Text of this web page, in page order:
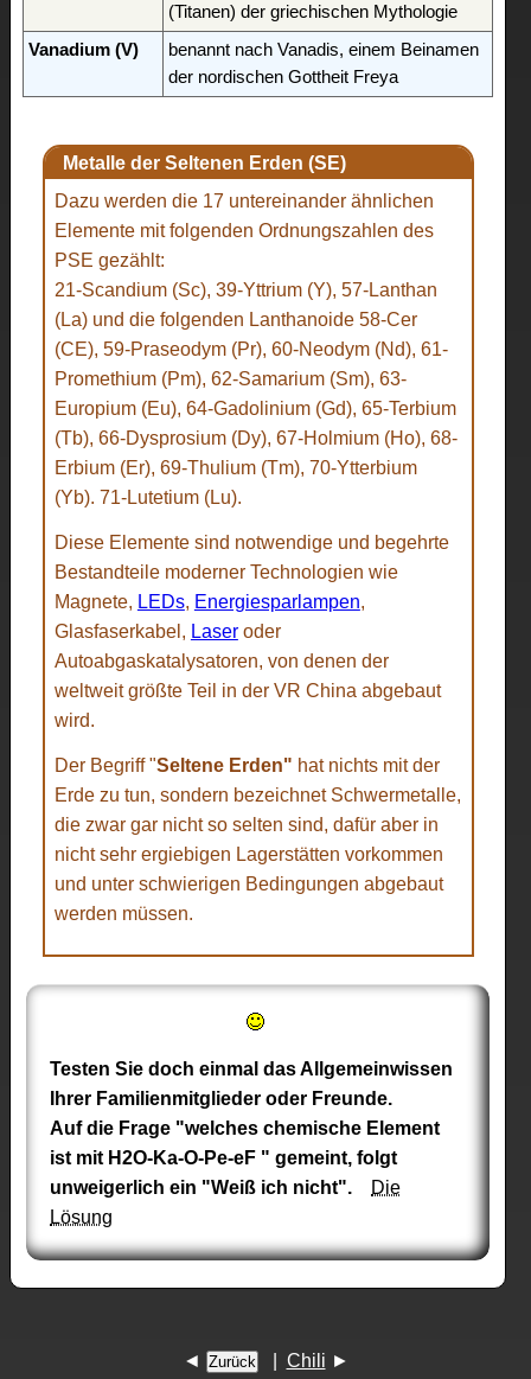
(Titanen) der griechischen Mythologie
Vanadium (V)
benannt nach Vanadis, einem Beinamen
der nordischen Gottheit Freya
Metalle der Seltenen Erden (SE)
Dazu werden die 17 untereinander ähnlichen
Elemente mit folgenden Ordnungszahlen des
PSE gezählt:
21-Scandium (Sc), 39-Yttrium (Y), 57-Lanthan
(La) und die folgenden Lanthanoide 58-Cer
(CE), 59-Praseodym (Pr), 60-Neodym (Nd), 61-
Promethium (Pm), 62-Samarium (Sm), 63-
Europium (Eu), 64-Gadolinium (Gd), 65-Terbium
(Tb), 66-Dysprosium (Dy), 67-Holmium (Ho), 68-
Erbium (Er), 69-Thulium (Tm), 70-Ytterbium
(Yb). 71-Lutetium (Lu).
Diese Elemente sind notwendige und begehrte
Bestandteile moderner Technologien wie
Magnete, LEDs, Energiesparlampen,
Glasfaserkabel, Laseroder
Autoabgaskatalysatoren, von denen der
weltweit größte Teil in der VR China abgebaut
wird.
Der Begriff "Seltene Erden" hat nichts mit der
Erde zu tun, sondern bezeichnet Schwermetalle,
die zwar gar nicht so selten sind, dafür aber in
nicht sehr ergiebigen Lagerstätten vorkommen
und unter schwierigen Bedingungen abgebaut
werden müssen.
Testen Sie doch einmal das Allgemeinwissen
Ihrer Familienmitglieder oder Freunde.
Auf die Frage "welches chemische Element
ist mit H2O-Ka-O-Pe-eF " gemeint, folgt
unweigerlich ein "Weiß ich nicht".
Die
Lösung
◄ Zurück Chili ►